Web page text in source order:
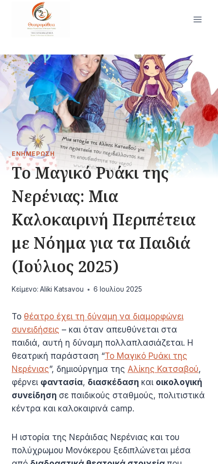
content
ΕΝΗΜΈΡΩΣΗ
Το Μαγικό Ρυάκι της
Νερένιας: Μια
Καλοκαιρινή Περιπέτεια
με Νόημα για τα Παιδιά
(Ιούλιος 2025)
Κείμενο: Aliki Katsavou 6 Ιουλίου 2025
Το θέατρο έχει τη δύναμη να διαμορφώνει
συνειδήσεις – και όταν απευθύνεται στα
παιδιά, αυτή η δύναμη πολλαπλασιάζεται. Η
θεατρική παράσταση “Το Μαγικό Ρυάκι της
Νερένιας”, δημιούργημα της Αλίκης Κατσαβού,
φέρνει φαντασία, διασκέδαση και οικολογική
συνείδηση σε παιδικούς σταθμούς, πολιτιστικά
κέντρα και καλοκαιρινά camp.
Η ιστορία της Νεράιδας Νερένιας και του
πολύχρωμου Μονόκερου ξεδιπλώνεται μέσα